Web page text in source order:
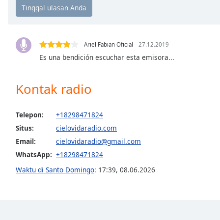
Chapters
Descriptions
descriptions
subtitles
settings
opens
subtitles
settings
dialog
Ariel Fabian Oficial 27.12.2019
Es una bendición escuchar esta emisora...
Kontak radio
Telepon:
+18298471824
Situs:
cielovidaradio.com
Email:
cielovidaradio@gmail.com
WhatsApp: +18298471824
Waktu di Santo Domingo: 17:39, 08.06.2026